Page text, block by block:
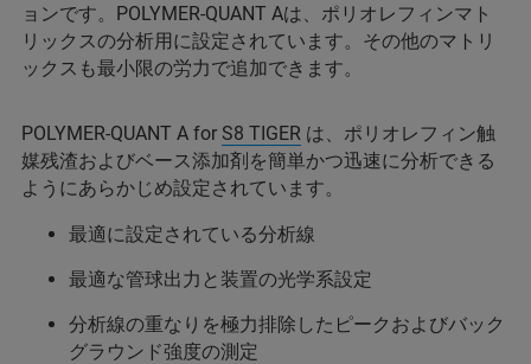
ョンです。POLYMER-QUANT Aは、ポリオレフィンマト
リックスの分析用に設定されています。その他のマトリ
ックスも最小限の労力で追加できます。
POLYMER-QUANT A for S8 TIGER は、ポリオレフィン触
媒残渣およびベース添加剤を簡単かつ迅速に分析できる
ようにあらかじめ設定されています。
最適に設定されている分析線
最適な管球出力と装置の光学系設定
分析線の重なりを極力排除したピークおよびバック
グラウンド強度の測定